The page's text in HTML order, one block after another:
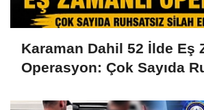
Karaman Dahil 52 İlde Eş
Operasyon: Çok Sayıda